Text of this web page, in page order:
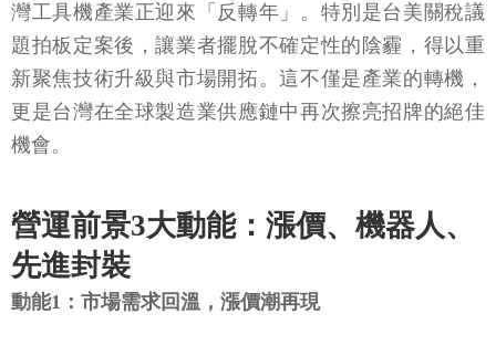
灣工具機產業正迎來「反轉年」。特別是台美關稅議
題拍板定案後，讓業者擺脫不確定性的陰霾，得以重
新聚焦技術升級與市場開拓。這不僅是產業的轉機，
更是台灣在全球製造業供應鏈中再次擦亮招牌的絕佳
機會。
營運前景3大動能：漲價、機器人、
先進封裝
動能1：市場需求回溫，漲價潮再現